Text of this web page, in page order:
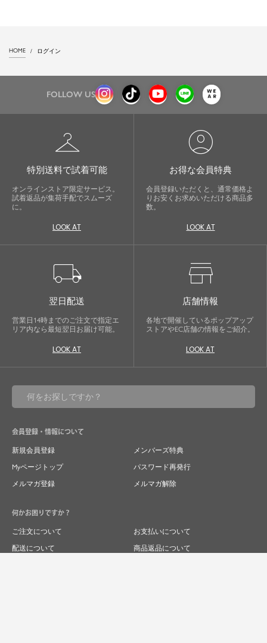
HOME ログイン
FOLLOW US
checkroom
特別送料で試着可能
オンラインストア限定サービス。
試着返品が集荷手配でスムーズ
に。
LOOK AT
account_circle
お得な会員特典
会員登録いただくと、通常価格よ
りお安くお求めいただける商品多
数。
LOOK AT
local_shipping
翌日配送
営業日14時までのご注文で指定エ
リア内なら最短翌日お届け可能。
LOOK AT
store
店舗情報
各地で開催しているポップアップ
ストアやEC店舗の情報をご紹介。
LOOK AT
会員登録・情報について
新規会員登録
メンバーズ特典
Myページトップ
パスワード再発行
メルマガ登録
メルマガ解除
何かお困りですか？
ご注文について
お支払いについて
配送について
商品返品について